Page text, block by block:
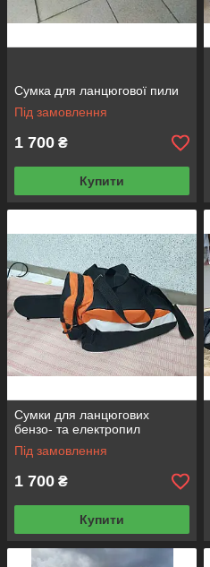
Сумка для ланцюгової пили
Під замовлення
1 700 ₴
Купити
Сумки для ланцюгових
бензо- та електропил
Під замовлення
1 700 ₴
Купити